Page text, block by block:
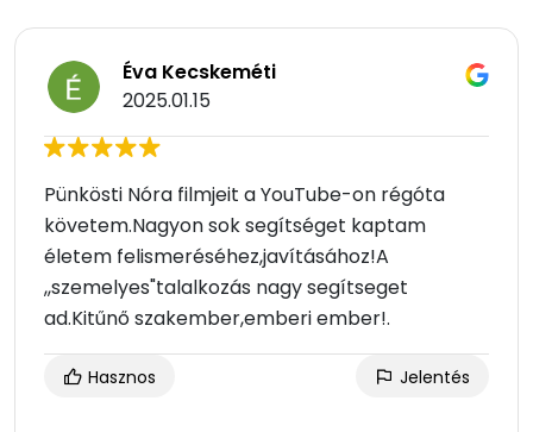
Éva Kecskeméti
2025.01.15
Pünkösti Nóra filmjeit a YouTube-on régóta
követem.Nagyon sok segítséget kaptam
életem felismeréséhez,javításához!A
,,szemelyes"talalkozás nagy segítseget
ad.Kitűnő szakember,emberi ember!.
Hasznos Jelentés